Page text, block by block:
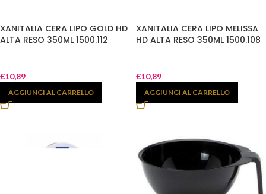
XANITALIA CERA LIPO GOLD HD
ALTA RESO 350ML 1500.112
€10,89
AGGIUNGI AL CARRELLO
XANITALIA CERA LIPO MELISSA
HD ALTA RESO 350ML 1500.108
€10,89
AGGIUNGI AL CARRELLO